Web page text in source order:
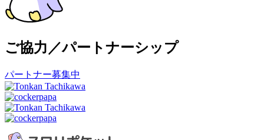
ご協力／パートナーシップ
パートナー募集中